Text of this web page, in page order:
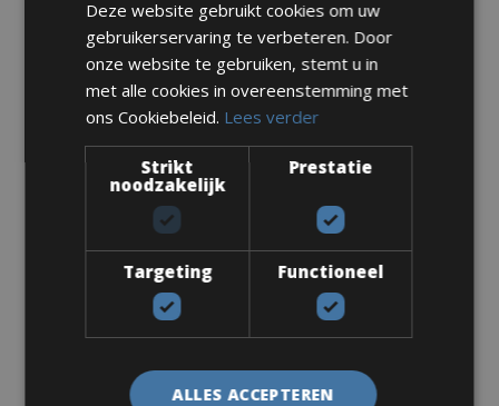
3. Aflever/Ophaal opties
Ophalen in Bonnieux
Ophalen bij de fietsenwinkel in Bonnieux
Ophalen in Bonnieux
Deze website gebruikt cookies om uw
gebruikerservaring te verbeteren. Door
onze website te gebruiken, stemt u in
met alle cookies in overeenstemming met
ons Cookiebeleid. Lees verder
Strikt
noodzakelijk
Prestatie
Targeting Functioneel
ALLES ACCEPTEREN